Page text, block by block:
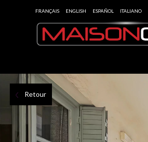
FRANÇAIS ENGLISH ESPAÑOL ITALIANO
Retour